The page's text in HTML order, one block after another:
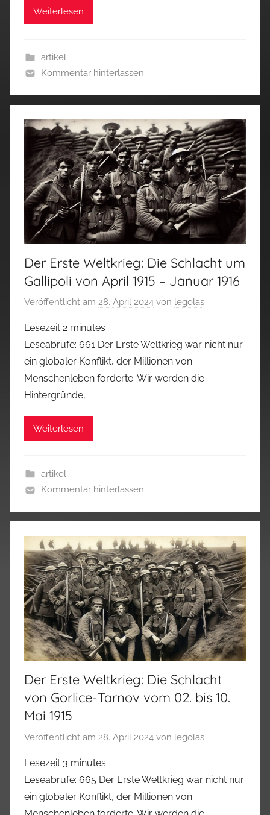
Weiterlesen
artikel
Kommentar hinterlassen
Der Erste Weltkrieg: Die Schlacht um
Gallipoli von April 1915 – Januar 1916
Veröffentlicht am 28. April 2024 von legolas
Lesezeit 2 minutes
Leseabrufe: 661 Der Erste Weltkrieg war nicht nur
ein globaler Konflikt, der Millionen von
Menschenleben forderte. Wir werden die
Hintergründe,
Weiterlesen
artikel
Kommentar hinterlassen
Der Erste Weltkrieg: Die Schlacht
von Gorlice-Tarnov vom 02. bis 10.
Mai 1915
Veröffentlicht am 28. April 2024 von legolas
Lesezeit 3 minutes
Leseabrufe: 665 Der Erste Weltkrieg war nicht nur
ein globaler Konflikt, der Millionen von